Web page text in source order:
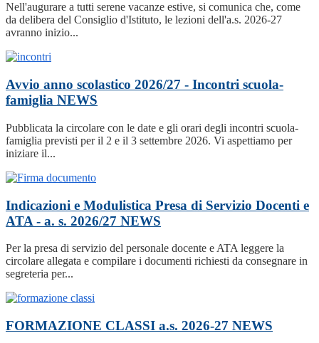
Nell'augurare a tutti serene vacanze estive, si comunica che, come
da delibera del Consiglio d'Istituto, le lezioni dell'a.s. 2026-27
avranno inizio...
Avvio anno scolastico 2026/27 - Incontri scuola-
famiglia NEWS
Pubblicata la circolare con le date e gli orari degli incontri scuola-
famiglia previsti per il 2 e il 3 settembre 2026. Vi aspettiamo per
iniziare il...
Indicazioni e Modulistica Presa di Servizio Docenti e
ATA - a. s. 2026/27 NEWS
Per la presa di servizio del personale docente e ATA leggere la
circolare allegata e compilare i documenti richiesti da consegnare in
segreteria per...
FORMAZIONE CLASSI a.s. 2026-27 NEWS